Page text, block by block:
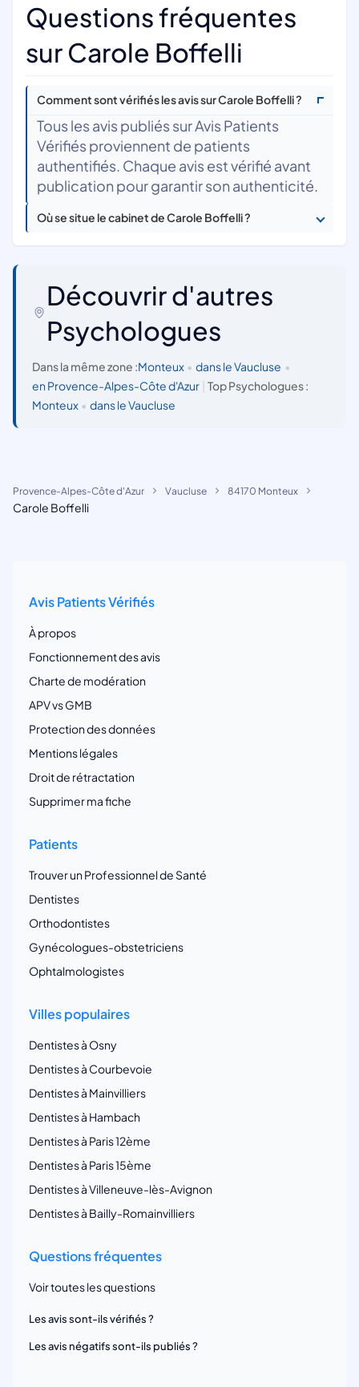
Questions fréquentes
sur Carole Boffelli
Comment sont vérifiés les avis sur Carole Boffelli ?
Tous les avis publiés sur Avis Patients
Vérifiés proviennent de patients
authentifiés. Chaque avis est vérifié avant
publication pour garantir son authenticité.
Où se situe le cabinet de Carole Boffelli ?
Découvrir d'autres
Psychologues
Dans la même zone :Monteux • dans le Vaucluse •
en Provence-Alpes-Côte d'Azur
Top Psychologues :
Monteux • dans le Vaucluse
Provence-Alpes-Côte d'Azur Vaucluse 84170 Monteux
Carole Boffelli
Avis Patients Vérifiés
À propos
Fonctionnement des avis
Charte de modération
APV vs GMB
Protection des données
Mentions légales
Droit de rétractation
Supprimer ma fiche
Patients
Trouver un Professionnel de Santé
Dentistes
Orthodontistes
Gynécologues-obstetriciens
Ophtalmologistes
Villes populaires
Dentistes à Osny
Dentistes à Courbevoie
Dentistes à Mainvilliers
Dentistes à Hambach
Dentistes à Paris 12ème
Dentistes à Paris 15ème
Dentistes à Villeneuve-lès-Avignon
Dentistes à Bailly-Romainvilliers
Questions fréquentes
Voir toutes les questions
Les avis sont-ils vérifiés ?
Les avis négatifs sont-ils publiés ?